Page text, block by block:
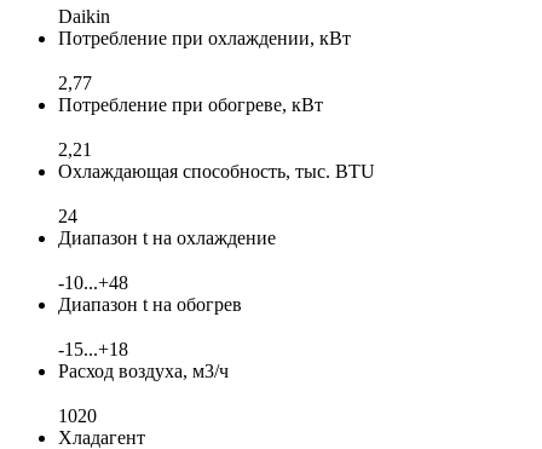
Daikin
Потребление при охлаждении, кВт
2,77
Потребление при обогреве, кВт
2,21
Охлаждающая способность, тыс. BTU
24
Диапазон t на охлаждение
-10...+48
Диапазон t на обогрев
-15...+18
Расход воздуха, м3/ч
1020
Хладагент